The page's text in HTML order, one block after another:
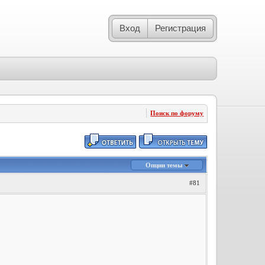
Вход Регистрация
Поиск по форуму
Опции темы
#81